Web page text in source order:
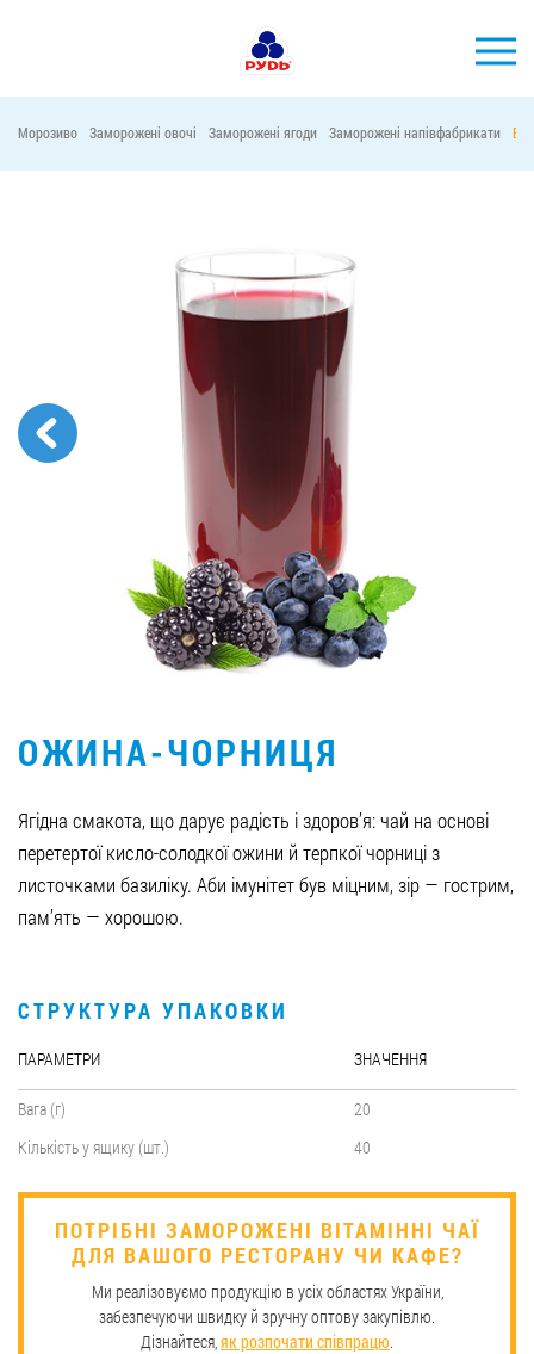
СПОЖИВАЧАМ
ПРЕС-ЦЕНТР
Тендерні закупівлі
Контакти
Вакансії
ЗАМОВИТИ ПРОДУКЦІЮ «РУДЬ»:
СТАТИ ПАРТНЕРОМ
0412 48 28 17
0412 42 29 23
Морозиво Заморожені овочі Заморожені ягоди Заморожені напівфабрикати
ОЖИНА-ЧОРНИЦЯ
Ягідна смакота, що дарує радість і здоров’я: чай на основі
перетертої кисло-солодкої ожини й терпкої чорниці з
листочками базиліку. Аби імунітет був міцним, зір — гострим,
пам’ять — хорошою.
СТРУКТУРА УПАКОВКИ
ПАРАМЕТРИ ЗНАЧЕННЯ
Вага (г)
20
Кількість у ящику (шт.)
40
ПОТРІБНІ ЗАМОРОЖЕНІ ВІТАМІННІ ЧАЇ
ДЛЯ ВАШОГО РЕСТОРАНУ ЧИ КАФЕ?
Ми реалізовуємо продукцію в усіх областях України,
забезпечуючи швидку й зручну оптову закупівлю.
Дізнайтеся, як розпочати співпрацю.